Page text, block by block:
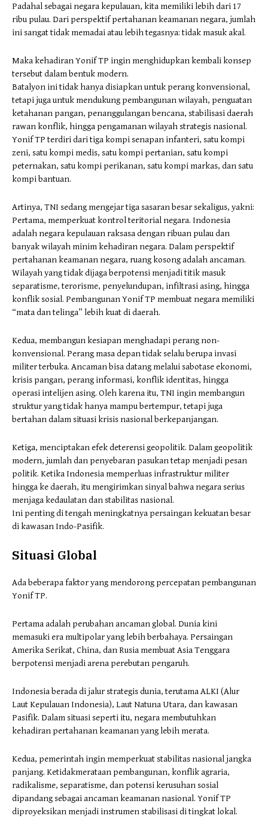
Padahal sebagai negara kepulauan, kita memiliki lebih dari 17
ribu pulau. Dari perspektif pertahanan keamanan negara, jumlah
ini sangat tidak memadai atau lebih tegasnya: tidak masuk akal.
Maka kehadiran Yonif TP ingin menghidupkan kembali konsep
tersebut dalam bentuk modern.
Batalyon ini tidak hanya disiapkan untuk perang konvensional,
tetapi juga untuk mendukung pembangunan wilayah, penguatan
ketahanan pangan, penanggulangan bencana, stabilisasi daerah
rawan konflik, hingga pengamanan wilayah strategis nasional.
Yonif TP terdiri dari tiga kompi senapan infanteri, satu kompi
zeni, satu kompi medis, satu kompi pertanian, satu kompi
peternakan, satu kompi perikanan, satu kompi markas, dan satu
kompi bantuan.
Artinya, TNI sedang mengejar tiga sasaran besar sekaligus, yakni:
Pertama, memperkuat kontrol teritorial negara. Indonesia
adalah negara kepulauan raksasa dengan ribuan pulau dan
banyak wilayah minim kehadiran negara. Dalam perspektif
pertahanan keamanan negara, ruang kosong adalah ancaman.
Wilayah yang tidak dijaga berpotensi menjadi titik masuk
separatisme, terorisme, penyelundupan, infiltrasi asing, hingga
konflik sosial. Pembangunan Yonif TP membuat negara memiliki
“mata dan telinga” lebih kuat di daerah.
Kedua, membangun kesiapan menghadapi perang non-
konvensional. Perang masa depan tidak selalu berupa invasi
militer terbuka. Ancaman bisa datang melalui sabotase ekonomi,
krisis pangan, perang informasi, konflik identitas, hingga
operasi intelijen asing. Oleh karena itu, TNI ingin membangun
struktur yang tidak hanya mampu bertempur, tetapi juga
bertahan dalam situasi krisis nasional berkepanjangan.
Ketiga, menciptakan efek deterensi geopolitik. Dalam geopolitik
modern, jumlah dan penyebaran pasukan tetap menjadi pesan
politik. Ketika Indonesia memperluas infrastruktur militer
hingga ke daerah, itu mengirimkan sinyal bahwa negara serius
menjaga kedaulatan dan stabilitas nasional.
Ini penting di tengah meningkatnya persaingan kekuatan besar
di kawasan Indo-Pasifik.
Situasi Global
Ada beberapa faktor yang mendorong percepatan pembangunan
Yonif TP.
Pertama adalah perubahan ancaman global. Dunia kini
memasuki era multipolar yang lebih berbahaya. Persaingan
Amerika Serikat, China, dan Rusia membuat Asia Tenggara
berpotensi menjadi arena perebutan pengaruh.
Indonesia berada di jalur strategis dunia, terutama ALKI (Alur
Laut Kepulauan Indonesia), Laut Natuna Utara, dan kawasan
Pasifik. Dalam situasi seperti itu, negara membutuhkan
kehadiran pertahanan keamanan yang lebih merata.
Kedua, pemerintah ingin memperkuat stabilitas nasional jangka
panjang. Ketidakmerataan pembangunan, konflik agraria,
radikalisme, separatisme, dan potensi kerusuhan sosial
dipandang sebagai ancaman keamanan nasional. Yonif TP
diproyeksikan menjadi instrumen stabilisasi di tingkat lokal.